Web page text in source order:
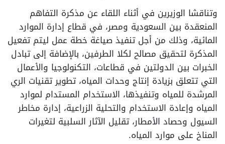
وتناقشا الوزيرين في أثناء اللقاء عن مذكرة التفاهم
المنعقدة بين السعودية ومصر، في قطاع إدارة الموارد
المائية، وذلك من أجل تنفيذ صياغة خطة عمل ليتم تفعيل
المذكرة لتحقيق مصالح لكلا الطرفين، بالإضافة إلى تبادل
الخبرات بين الدولتين في قطاعات، التكنولوجيا والأعمال
التي تتعلق بزيادة إنتاج وحدات المياه، تطوير تقنيات الري
المرشدة للمياه وتنفيذها، الاستخدام المستدام لموارد
المياه وإعادة الاستخدام والتحلية الزراعية، إدارة مخاطر
السيول وحصاد الأمطار، تقليل الآثار السلبية لتغيرات
المناخ على موارد المياه.